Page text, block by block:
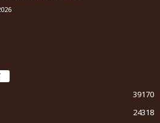
39170
24318